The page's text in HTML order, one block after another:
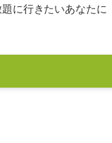
に行きたいあなたに